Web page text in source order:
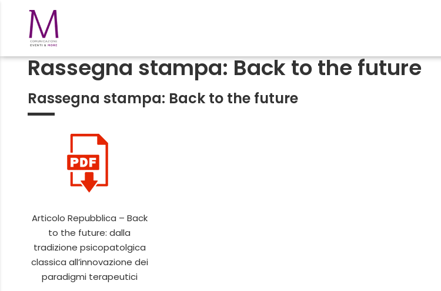
Rassegna stampa: Back to the future
Rassegna stampa: Back to the future
Articolo Repubblica – Back
to the future: dalla
tradizione psicopatolgica
classica all’innovazione dei
paradigmi terapeutici